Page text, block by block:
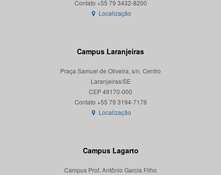
Localização
Campus Laranjeiras
Praça Samuel de Oliveira, s/n, Centro
Laranjeiras/SE
CEP 49170-000
Localização
Campus Lagarto
Campus Prof. Antônio Garcia Filho